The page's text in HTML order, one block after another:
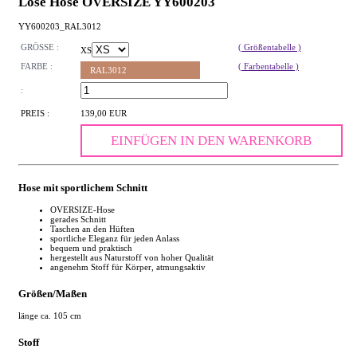
YY600203_RAL3012
GRÖSSE : XS
( Größentabelle )
FARBE :
RAL3012 ( Farbentabelle )
:
PREIS : 139,00 EUR
EINFÜGEN IN DEN WARENKORB
Hose mit sportlichem Schnitt
OVERSIZE-Hose
gerades Schnitt
Taschen an den Hüften
sportliche Eleganz für jeden Anlass
bequem und praktisch
hergestellt aus Naturstoff von hoher Qualität
angenehm Stoff für Körper, atmungsaktiv
Größen/Maßen
länge ca. 105 cm
Stoff